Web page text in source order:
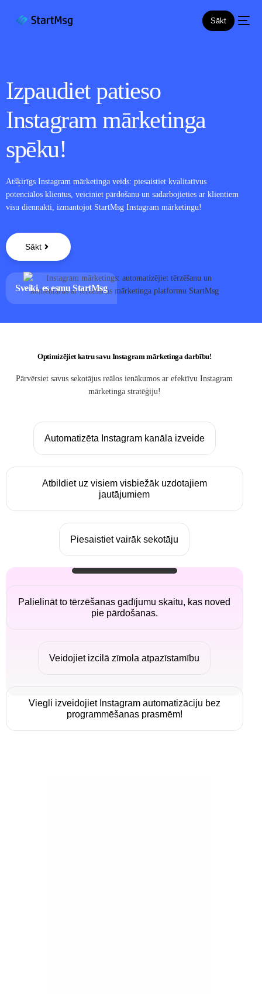
Sākt
Izpaudiet patieso
Instagram mārketinga
spēku!
Atšķirīgs Instagram mārketinga veids: piesaistiet kvalitatīvus
potenciālos klientus, veiciniet pārdošanu un sadarbojieties ar klientiem
visu diennakti, izmantojot StartMsg Instagram mārketingu!
Sākt
Sveiki, es esmu StartMsg
Optimizējiet katru savu Instagram mārketinga darbību!
Pārvērsiet savus sekotājus reālos ienākumos ar efektīvu Instagram
mārketinga stratēģiju!
Automatizēta Instagram kanāla izveide
Atbildiet uz visiem visbiežāk uzdotajiem
jautājumiem
Piesaistiet vairāk sekotāju
Palielināt to tērzēšanas gadījumu skaitu, kas noved
pie pārdošanas.
Veidojiet izcilā zīmola atpazīstamību
Viegli izveidojiet Instagram automatizāciju bez
programmēšanas prasmēm!